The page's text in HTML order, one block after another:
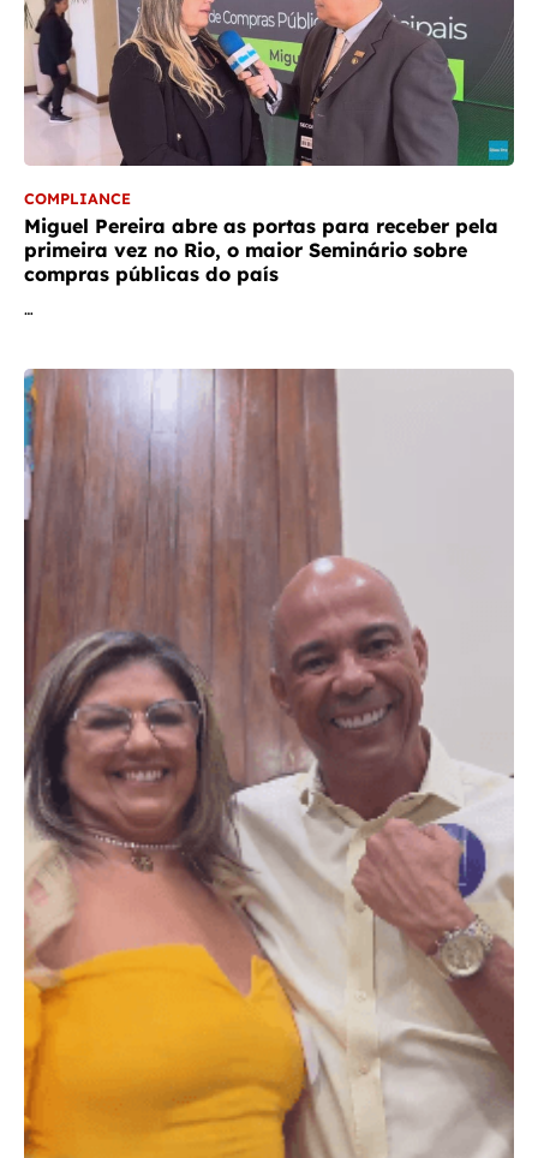
COMPLIANCE
Miguel Pereira abre as portas para receber pela
primeira vez no Rio, o maior Seminário sobre
compras públicas do país
…